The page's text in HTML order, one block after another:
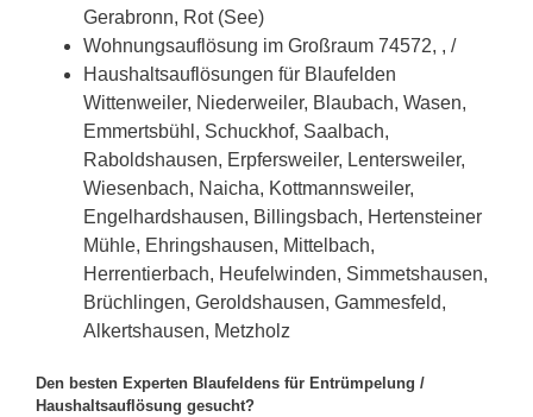
Gerabronn, Rot (See)
Wohnungsauflösung im Großraum 74572, , /
Haushaltsauflösungen für Blaufelden
Wittenweiler, Niederweiler, Blaubach, Wasen,
Emmertsbühl, Schuckhof, Saalbach,
Raboldshausen, Erpfersweiler, Lentersweiler,
Wiesenbach, Naicha, Kottmannsweiler,
Engelhardshausen, Billingsbach, Hertensteiner
Mühle, Ehringshausen, Mittelbach,
Herrentierbach, Heufelwinden, Simmetshausen,
Brüchlingen, Geroldshausen, Gammesfeld,
Alkertshausen, Metzholz
Den besten Experten Blaufeldens für Entrümpelung /
Haushaltsauflösung gesucht?